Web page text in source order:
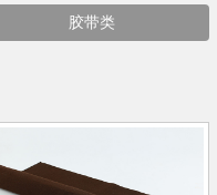
胶带类